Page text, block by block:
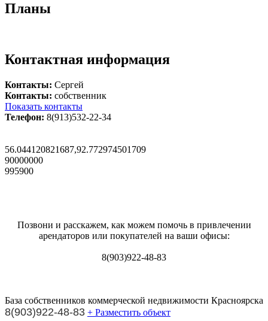
Планы
Контактная информация
Контакты: Сергей
Контакты: собственник
Показать контакты
Телефон: 8(913)532-22-34
56.044120821687,92.772974501709
90000000
995900
Позвони и расскажем, как можем помочь в привлечении
арендаторов или покупателей на ваши офисы:
8(903)922-48-83
База собственников коммерческой недвижимости Красноярска
8(903)922-48-83 + Разместить объект